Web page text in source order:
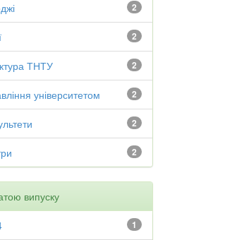
2
2
2
ТНТУ
2
університетом
2
2
випуску
1